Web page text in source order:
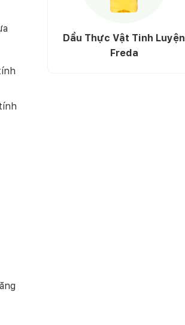
Dầu Thực Vật Tinh Luyện
Freda